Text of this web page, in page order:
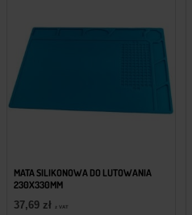
MATA SILIKONOWA DO LUTOWANIA
230X330MM
37,69 zł z VAT